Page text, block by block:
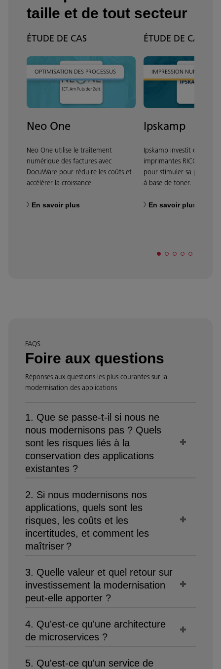
taille et de tout secteur
ÉTUDE DE CAS
OPTIMISATION DES PROCESSUS
Neo One
Neo One utilise le traitement
numérique des factures avec
DocuWare pour réduire les coûts et
accélérer la croissance
En savoir plus
ÉTUDE DE CAS
IMPRESSION NUMÉRIQUE
Ipskamp
Ipskamp investit dans
imprimantes RICOH
pour stimuler sa
à base de toner.
En savoir plus
FAQS
Foire aux questions
Réponses aux questions les plus courantes sur la
modernisation des applications
1. Que se passe-t-il si nous ne
nous modernisons pas ? Quels
sont les risques liés à la
conservation des applications
existantes ?
2. Si nous modernisons nos
applications, quels sont les
risques, les coûts et les
incertitudes, et comment les
maîtriser ?
3. Quelle valeur et quel retour sur
investissement la modernisation
peut-elle apporter ?
4. Qu'est-ce qu'une architecture
de microservices ?
5. Qu'est-ce qu'un service de